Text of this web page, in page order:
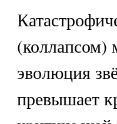
(коллапсом)
эволюция
превышает